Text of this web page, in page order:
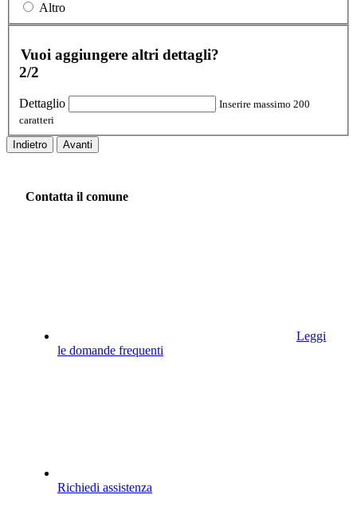
Altro
Vuoi aggiungere altri dettagli?
2/2
Dettaglio
Inserire massimo 200
caratteri
Indietro Avanti
Contatta il comune
Leggi
le domande frequenti
Richiedi assistenza